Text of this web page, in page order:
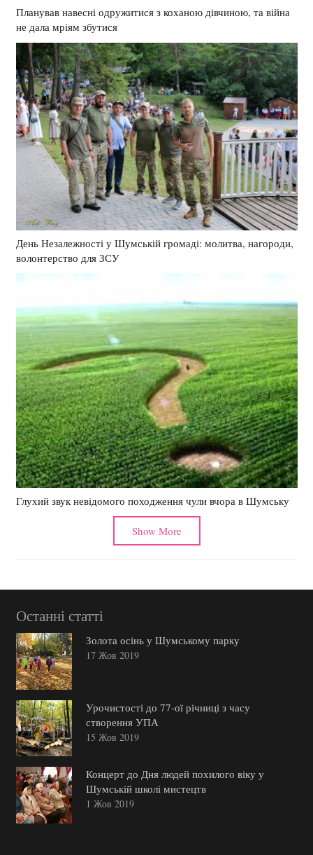
Планував навесні одружитися з коханою дівчиною, та війна
не дала мріям збутися
День Незалежності у Шумській громаді: молитва, нагороди,
волонтерство для ЗСУ
Глухий звук невідомого походження чули вчора в Шумську
Show More
Останні статті
Золота осінь у Шумському парку
17 Жов 2019
Урочистості до 77-ої річниці з часу
створення УПА
15 Жов 2019
Концерт до Дня людей похилого віку у
Шумській школі мистецтв
1 Жов 2019